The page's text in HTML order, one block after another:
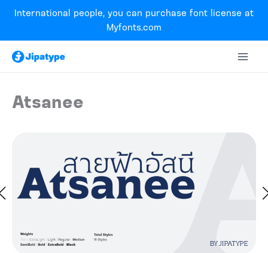
Skip
content
International people, you can purchase font license at
Myfonts.com
Atsanee